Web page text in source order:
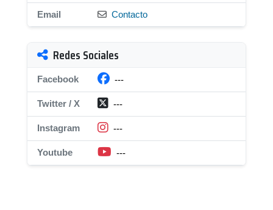
Email Contacto
Redes Sociales
Facebook ---
Twitter / X ---
Instagram ---
Youtube ---